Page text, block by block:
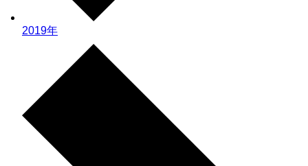
2019年